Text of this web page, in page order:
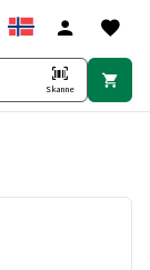
Skanne